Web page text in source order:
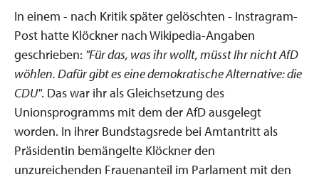
In einem - nach Kritik später gelöschten - Instragram-
Post hatte Klöckner nach Wikipedia-Angaben
geschrieben: "Für das, was ihr wollt, müsst Ihr nicht AfD
wöhlen. Dafür gibt es eine demokratische Alternative: die
CDU". Das war ihr als Gleichsetzung des
Unionsprogramms mit dem der AfD ausgelegt
worden. In ihrer Bundstagsrede bei Amtantritt als
Präsidentin bemängelte Klöckner den
unzureichenden Frauenanteil im Parlament mit den